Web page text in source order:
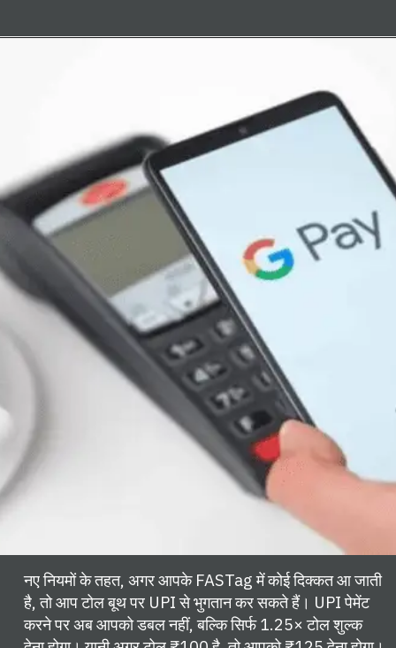
नए नियमों के तहत, अगर आपके FASTag में कोई दिक्कत आ जाती
है, तो आप टोल बूथ पर UPI से भुगतान कर सकते हैं। UPI पेमेंट
करने पर अब आपको डबल नहीं, बल्कि सिर्फ 1.25× टोल शुल्क